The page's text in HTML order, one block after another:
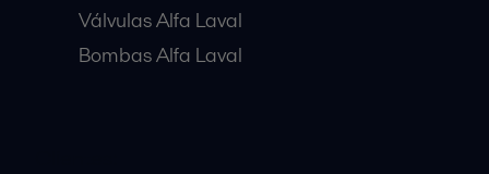
Válvulas Alfa Laval
Bombas Alfa Laval